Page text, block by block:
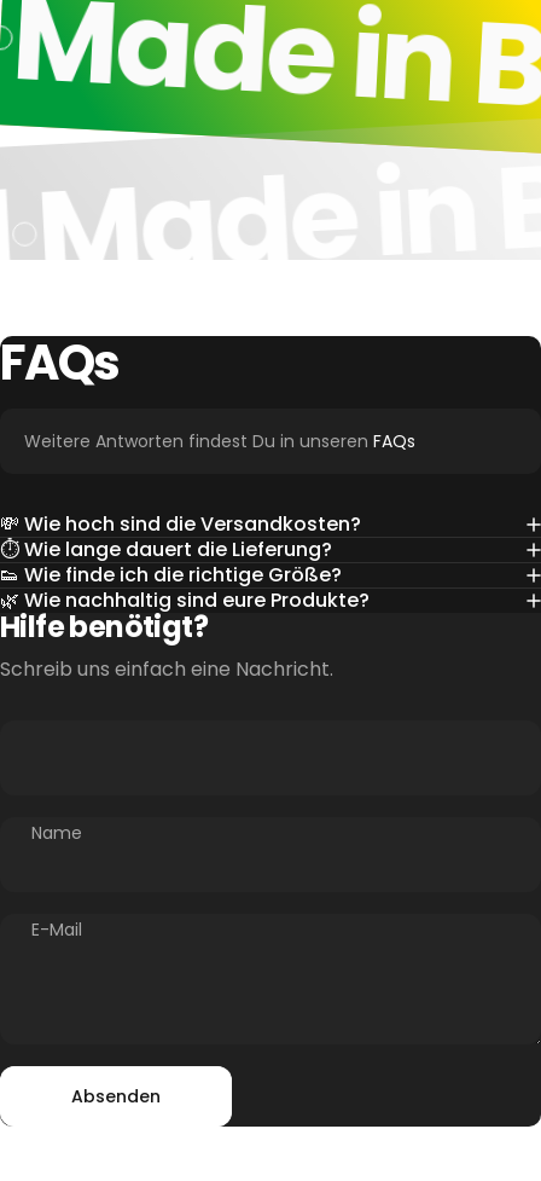
in
Made in
FAQs
Weitere Antworten findest Du in unseren FAQs
💸 Wie hoch sind die Versandkosten?
⏱️ Wie lange dauert die Lieferung?
👟 Wie finde ich die richtige Größe?
🌿 Wie nachhaltig sind eure Produkte?
Hilfe benötigt?
Schreib uns einfach eine Nachricht.
Name
E-Mail
Absenden
Absenden